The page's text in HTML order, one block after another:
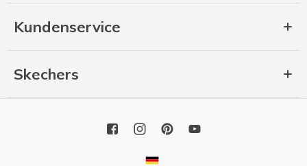
Kundenservice
Skechers